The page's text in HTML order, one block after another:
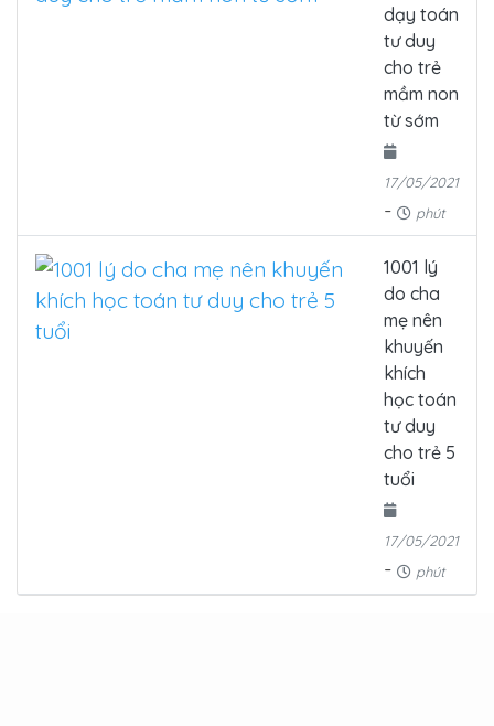
dạy toán
tư duy
cho trẻ
mầm non
từ sớm
17/05/2021
- phút
1001 lý
do cha
mẹ nên
khuyến
khích
học toán
tư duy
cho trẻ 5
tuổi
17/05/2021
- phút